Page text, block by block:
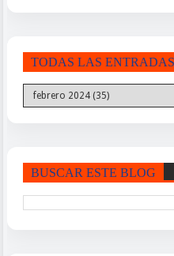
TODAS LAS ENTRADAS
BUSCAR ESTE BLOG